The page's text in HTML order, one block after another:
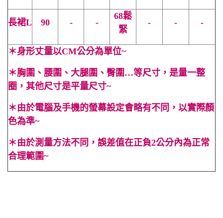
長裙L 90 - -
68鬆
緊
- - -
＊身形丈量以CM公分為單位~
＊胸圍、腰圍、大腿圍、臀圍…等尺寸，是量一整
圈，其他尺寸是平量尺寸~
＊ 由於電腦及手機的螢幕設定會略有不同，以實際顏
色為準~
＊ 由於測量方法不同，誤差值在正負2公分內為正常
合理範圍~